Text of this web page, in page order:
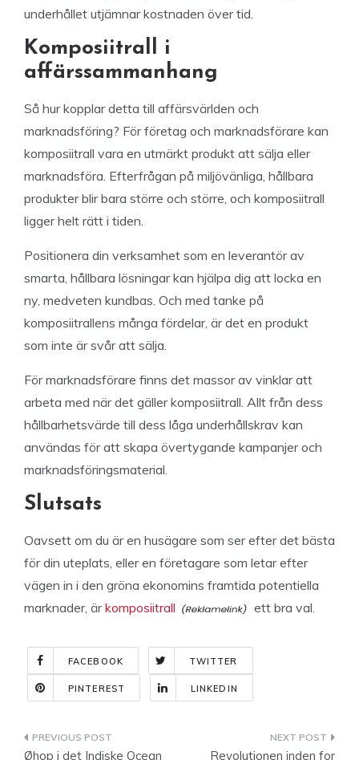
underhållet utjämnar kostnaden över tid.
Komposiitrall i
affärssammanhang
Så hur kopplar detta till affärsvärlden och
marknadsföring? För företag och marknadsförare kan
komposiitrall vara en utmärkt produkt att sälja eller
marknadsföra. Efterfrågan på miljövänliga, hållbara
produkter blir bara större och större, och komposiitrall
ligger helt rätt i tiden.
Positionera din verksamhet som en leverantör av
smarta, hållbara lösningar kan hjälpa dig att locka en
ny, medveten kundbas. Och med tanke på
komposiitrallens många fördelar, är det en produkt
som inte är svår att sälja.
För marknadsförare finns det massor av vinklar att
arbeta med när det gäller komposiitrall. Allt från dess
hållbarhetsvärde till dess låga underhållskrav kan
användas för att skapa övertygande kampanjer och
marknadsföringsmaterial.
Slutsats
Oavsett om du är en husägare som ser efter det bästa
för din uteplats, eller en företagare som letar efter
vägen in i den gröna ekonomins framtida potentiella
marknader, ärkomposiitrall ett bra val.
FACEBOOK TWITTER
PINTEREST LINKEDIN
Indlægsnavigation
Øhop i det Indiske Ocean Revolutionen inden for